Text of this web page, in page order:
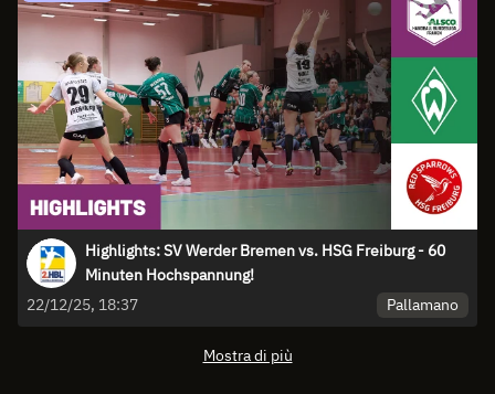
Highlights: SV Werder Bremen vs. HSG Freiburg - 60
Minuten Hochspannung!
22/12/25, 18:37
Pallamano
Mostra di più